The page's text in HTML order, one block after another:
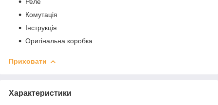
Комутація
Інструкція
Оригінальна коробка
Приховати
Характеристики